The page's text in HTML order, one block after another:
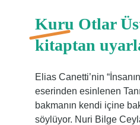
Kuru Otlar
kitaptan
Elias Canetti’nin “İnsanın
eserinden esinlenen
bakmanın kendi içine
söylüyor. Nuri Bilge